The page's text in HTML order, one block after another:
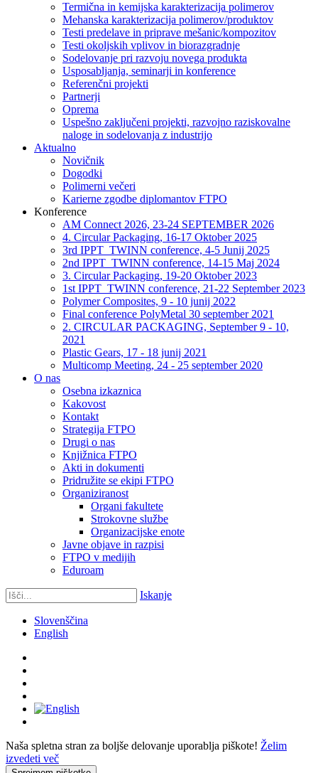
Termična in kemijska karakterizacija polimerov
Mehanska karakterizacija polimerov/produktov
Testi predelave in priprave mešanic/kompozitov
Testi okoljskih vplivov in biorazgradnje
Sodelovanje pri razvoju novega produkta
Usposabljanja, seminarji in konference
Referenčni projekti
Partnerji
Oprema
Uspešno zaključeni projekti, razvojno raziskovalne
naloge in sodelovanja z industrijo
Aktualno
Novičnik
Dogodki
Polimerni večeri
Karierne zgodbe diplomantov FTPO
Konference
AM Connect 2026, 23-24 SEPTEMBER 2026
4. Circular Packaging, 16-17 Oktober 2025
3rd IPPT_TWINN conference, 4-5 Junij 2025
2nd IPPT_TWINN conference, 14-15 Maj 2024
3. Circular Packaging, 19-20 Oktober 2023
1st IPPT_TWINN conference, 21-22 September 2023
Polymer Composites, 9 - 10 junij 2022
Final conference PolyMetal 30 september 2021
2. CIRCULAR PACKAGING, September 9 - 10,
2021
Plastic Gears, 17 - 18 junij 2021
Multicomp Meeting, 24 - 25 september 2020
O nas
Osebna izkaznica
Kakovost
Kontakt
Strategija FTPO
Drugi o nas
Knjižnica FTPO
Akti in dokumenti
Pridružite se ekipi FTPO
Organiziranost
Organi fakultete
Strokovne službe
Organizacijske enote
Javne objave in razpisi
FTPO v medijih
Eduroam
Iskanje
Slovenščina
English
Naša spletna stran za boljše delovanje uporablja piškote! Želim
izvedeti več